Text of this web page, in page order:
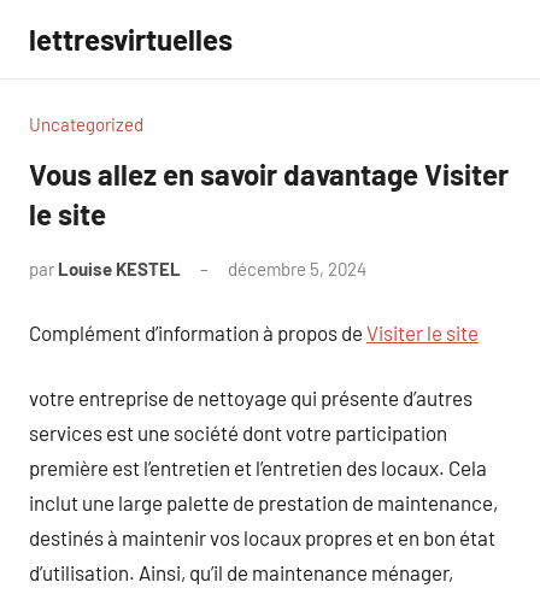
contenu
lettresvirtuelles
Uncategorized
Vous allez en savoir davantage Visiter
le site
par Louise KESTEL décembre 5, 2024
Complément d’information à propos de Visiter le site
votre entreprise de nettoyage qui présente d’autres
services est une société dont votre participation
première est l’entretien et l’entretien des locaux. Cela
inclut une large palette de prestation de maintenance,
destinés à maintenir vos locaux propres et en bon état
d’utilisation. Ainsi, qu’il de maintenance ménager,